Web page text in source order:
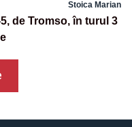
Stoica Marian
de Tromso, în turul 3